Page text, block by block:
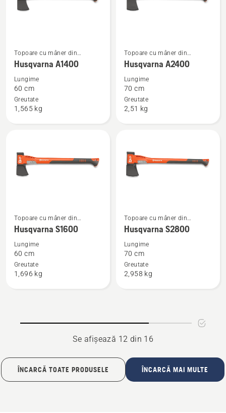
Vezi
mai
detalii
despre
Husqvarna
Topoare cu mâner din
material compozit
Husqvarna A1400
Lungime
60 cm
Greutate
1,565 kg
Vezi
mai
detalii
despre
Husqvarna
Topoare cu mâner din
material compozit
Husqvarna A2400
Lungime
70 cm
Greutate
2,51 kg
Vezi
mai
detalii
despre
Husqvarna
Topoare cu mâner din
material compozit
Husqvarna S1600
Lungime
60 cm
Greutate
1,696 kg
Vezi
mai
detalii
despre
Husqvarna
Topoare cu mâner din
material compozit
Husqvarna S2800
Lungime
70 cm
Greutate
2,958 kg
Se afișează 12 din 16
ÎNCARCĂ TOATE PRODUSELE ÎNCARCĂ MAI MULTE